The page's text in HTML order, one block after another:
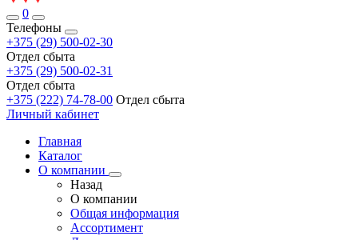
0
Телефоны
+375 (29) 500-02-30
Отдел сбыта
+375 (29) 500-02-31
Отдел сбыта
+375 (222) 74-78-00 Отдел сбыта
Личный кабинет
Главная
Каталог
О компании
Назад
О компании
Общая информация
Ассортимент